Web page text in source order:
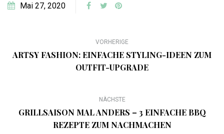
Mai 27, 2020
VORHERIGE
ARTSY FASHION: EINFACHE STYLING-IDEEN ZUM
OUTFIT-UPGRADE
NÄCHSTE
GRILLSAISON MAL ANDERS – 3 EINFACHE BBQ
REZEPTE ZUM NACHMACHEN